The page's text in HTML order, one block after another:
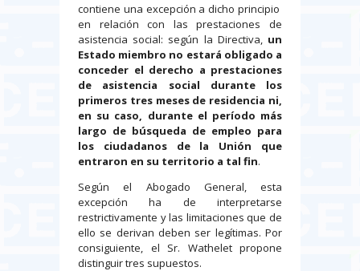
contiene una excepción a dicho principio
en relación con las prestaciones de
asistencia social: según la Directiva, un
Estado miembro no estará obligado a
conceder el derecho a prestaciones
de asistencia social durante los
primeros tres meses de residencia ni,
en su caso, durante el período más
largo de búsqueda de empleo para
los ciudadanos de la Unión que
entraron en su territorio a tal fin.
Según el Abogado General, esta
excepción ha de interpretarse
restrictivamente y las limitaciones que de
ello se derivan deben ser legítimas. Por
consiguiente, el Sr. Wathelet propone
distinguir tres supuestos.